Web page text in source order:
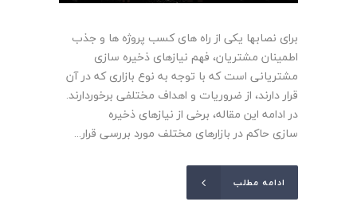
برای نصابها یکی از راه های کسب پروژه ها و جذب
اطمینان مشتریان، فهم نیازهای ذخیره سازی
مشتریانی است که با توجه به نوع بازاری که در آن
قرار دارند، از ضروریات و اهداف مختلفی برخوردارند.
در ادامه این مقاله، برخی از نیازهای ذخیره
سازی حاکم در بازارهای مختلف مورد بررسی قرار...
ادامه مطلب